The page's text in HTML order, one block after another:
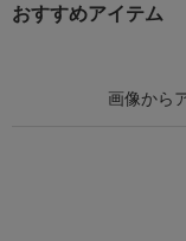
おすすめアイテム